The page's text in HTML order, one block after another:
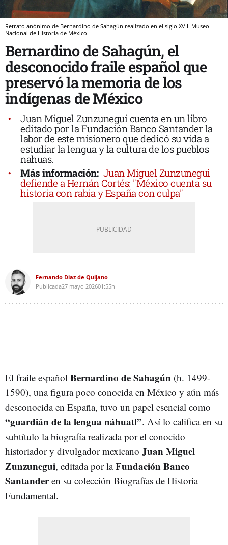
Retrato anónimo de Bernardino de Sahagún realizado en el siglo XVII. Museo
Nacional de Historia de México.
Bernardino de Sahagún, el
desconocido fraile español que
preservó la memoria de los
indígenas de México
Juan Miguel Zunzunegui cuenta en un libro
editado por la Fundación Banco Santander la
labor de este misionero que dedicó su vida a
estudiar la lengua y la cultura de los pueblos
nahuas.
Más información: Juan Miguel Zunzunegui
defiende a Hernán Cortés: "México cuenta su
historia con rabia y España con culpa"
Fernando Díaz de Quijano
Publicada27 mayo 202601:55h
El fraile español Bernardino de Sahagún (h. 1499-
1590), una figura poco conocida en México y aún más
desconocida en España, tuvo un papel esencial como
“guardián de la lengua náhuatl”. Así lo califica en su
subtítulo la biografía realizada por el conocido
historiador y divulgador mexicano Juan Miguel
Zunzunegui, editada por laFundación Banco
Santanderen su colección Biografías de Historia
Fundamental.